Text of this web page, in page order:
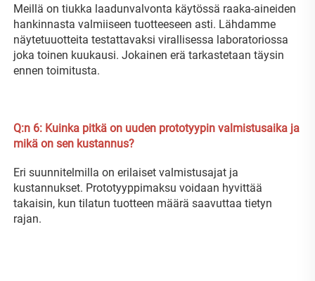
Meillä on tiukka laadunvalvonta käytössä raaka-aineiden
hankinnasta valmiiseen tuotteeseen asti. Lähdamme
näytetuuotteita testattavaksi virallisessa laboratoriossa
joka toinen kuukausi. Jokainen erä tarkastetaan täysin
ennen toimitusta.
Q:n 6: Kuinka pitkä on uuden prototyypin valmistusaika ja
mikä on sen kustannus?
Eri suunnitelmilla on erilaiset valmistusajat ja
kustannukset. Prototyyppimaksu voidaan hyvittää
takaisin, kun tilatun tuotteen määrä saavuttaa tietyn
rajan.